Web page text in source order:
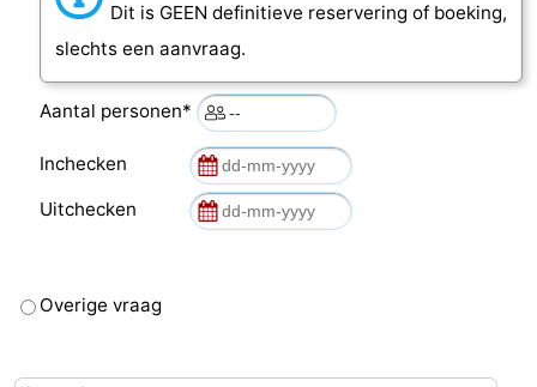
Dit is GEEN definitieve reservering of boeking,
slechts een aanvraag.
Aantal personen*
Inchecken
Uitchecken
Overige vraag